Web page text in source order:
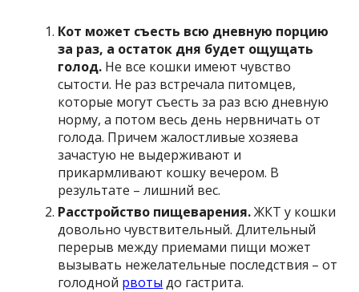
Кот может съесть всю дневную порцию
за раз, а остаток дня будет ощущать
голод. Не все кошки имеют чувство
сытости. Не раз встречала питомцев,
которые могут съесть за раз всю дневную
норму, а потом весь день нервничать от
голода. Причем жалостливые хозяева
зачастую не выдерживают и
прикармливают кошку вечером. В
результате – лишний вес.
Расстройство пищеварения.ЖКТ у кошки
довольно чувствительный. Длительный
перерыв между приемами пищи может
вызывать нежелательные последствия – от
голодной рвоты до гастрита.